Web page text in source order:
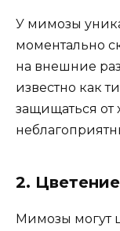
У мимозы
моментально
на внешние
известно как
защищаться
2.
Мимозы могут